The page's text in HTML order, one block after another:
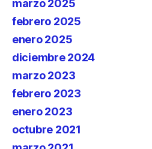
marzo 2025
febrero 2025
enero 2025
diciembre 2024
marzo 2023
febrero 2023
enero 2023
octubre 2021